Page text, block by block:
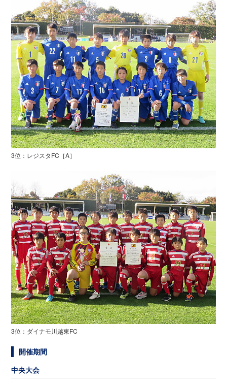
3位：レジスタFC［A］
3位：ダイナモ川越東FC
開催期間
中央大会